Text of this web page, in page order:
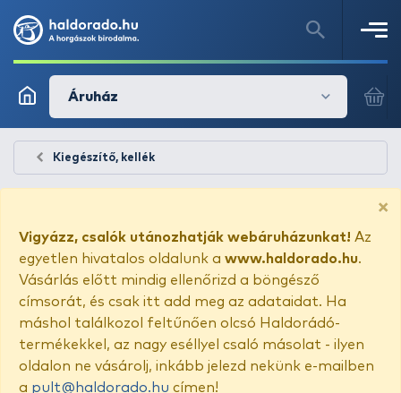
Áruház
Kiegészítő, kellék
×
Vigyázz, csalók utánozhatják webáruházunkat! Az
egyetlen hivatalos oldalunk a www.haldorado.hu.
Vásárlás előtt mindig ellenőrizd a böngésző
címsorát, és csak itt add meg az adataidat. Ha
máshol találkozol feltűnően olcsó Haldorádó-
termékekkel, az nagy eséllyel csaló másolat - ilyen
oldalon ne vásárolj, inkább jelezd nekünk e-mailben
a pult@haldorado.hu címen!